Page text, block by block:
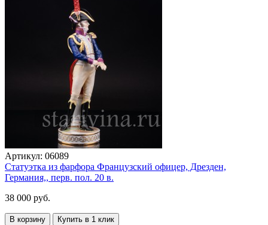
Артикул: 06089
Статуэтка из фарфора Французский офицер, Дрезден,
Германия,, перв. пол. 20 в.
38 000 руб.
В корзину Купить в 1 клик